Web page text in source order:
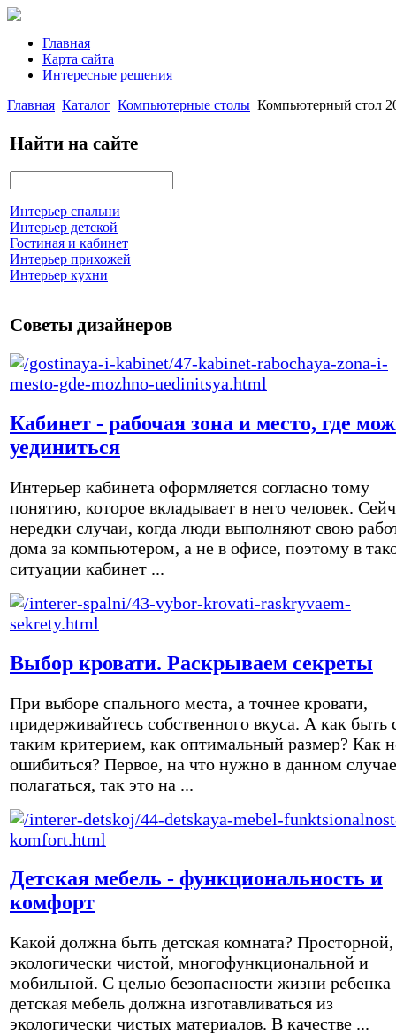
Главная
Карта сайта
Интересные решения
Главная Каталог Компьютерные столы Компьютерный стол
Найти на сайте
Интерьер спальни
Интерьер детской
Гостиная и кабинет
Интерьер прихожей
Интерьер кухни
Советы дизайнеров
Кабинет - рабочая зона и место, где
уединиться
Интерьер кабинета оформляется согласно тому
понятию, которое вкладывает в него человек.
нередки случаи, когда люди выполняют свою
дома за компьютером, а не в офисе, поэтому в
ситуации кабинет ...
Выбор кровати. Раскрываем секреты
При выборе спального места, а точнее кровати,
придерживайтесь собственного вкуса. А как быть
таким критерием, как оптимальный размер? Как
ошибиться? Первое, на что нужно в данном случае
полагаться, так это на ...
Детская мебель - функциональность и
комфорт
Какой должна быть детская комната? Просторной,
экологически чистой, многофункциональной и
мобильной. С целью безопасности жизни ребенка
детская мебель должна изготавливаться из
экологически чистых материалов. В качестве ...